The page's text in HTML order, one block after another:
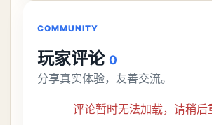
COMMUNITY
玩家评论 0
分享真实体验，友善交流。
评论暂时无法加载，请稍后